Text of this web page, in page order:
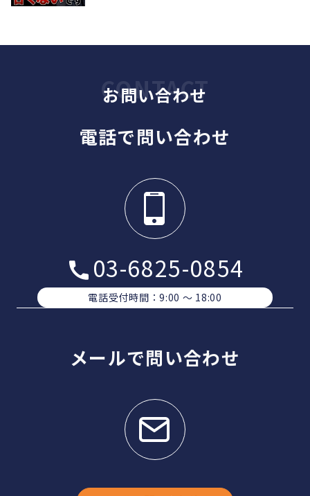
お問い合わせ
電話で問い合わせ
03-6825-0854
電話受付時間：9:00 〜 18:00
メールで問い合わせ